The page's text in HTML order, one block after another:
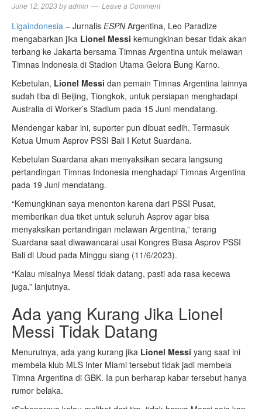
June 12, 2023byadmin Leave a Comment
Ligaindonesia – Jurnalis ESPNArgentina, Leo Paradize
mengabarkan jika Lionel Messi kemungkinan besar tidak akan
terbang ke Jakarta bersama Timnas Argentina untuk melawan
Timnas Indonesia di Stadion Utama Gelora Bung Karno.
Kebetulan, Lionel Messi dan pemain Timnas Argentina lainnya
sudah tiba di Beijing, Tiongkok, untuk persiapan menghadapi
Australia di Worker’s Stadium pada 15 Juni mendatang.
Mendengar kabar ini, suporter pun dibuat sedih. Termasuk
Ketua Umum Asprov PSSI Bali I Ketut Suardana.
Kebetulan Suardana akan menyaksikan secara langsung
pertandingan Timnas Indonesia menghadapi Timnas Argentina
pada 19 Juni mendatang.
“Kemungkinan saya menonton karena dari PSSI Pusat,
memberikan dua tiket untuk seluruh Asprov agar bisa
menyaksikan pertandingan melawan Argentina,” terang
Suardana saat diwawancarai usai Kongres Biasa Asprov PSSI
Bali di Ubud pada Minggu siang (11/6/2023).
“Kalau misalnya Messi tidak datang, pasti ada rasa kecewa
juga,” lanjutnya.
Ada yang Kurang Jika Lionel
Messi Tidak Datang
Menurutnya, ada yang kurang jika Lionel Messi yang saat ini
membela klub MLS Inter Miami tersebut tidak jadi membela
Timna Argentina di GBK. Ia pun berharap kabar tersebut hanya
rumor belaka.